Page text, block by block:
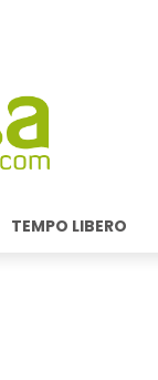
TEMPO LIBERO